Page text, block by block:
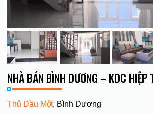
NHÀ BÁN BÌNH DƯƠNG – KDC HIỆP
Thủ Dầu Một, Bình Dương